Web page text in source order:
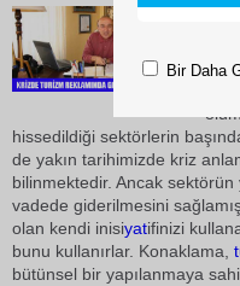
hissedildiği sektörlerin
de yakın tarihimizde kriz
bilinmektedir. Ancak sektörün
vadede giderilmesini
olan kendi inisiyatifinizi
bunu kullanırlar. Konaklama,
bütünsel bir yapılanmaya
Bir Daha